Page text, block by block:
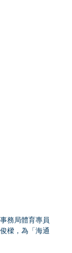
務局體育專員
樑，為「海通